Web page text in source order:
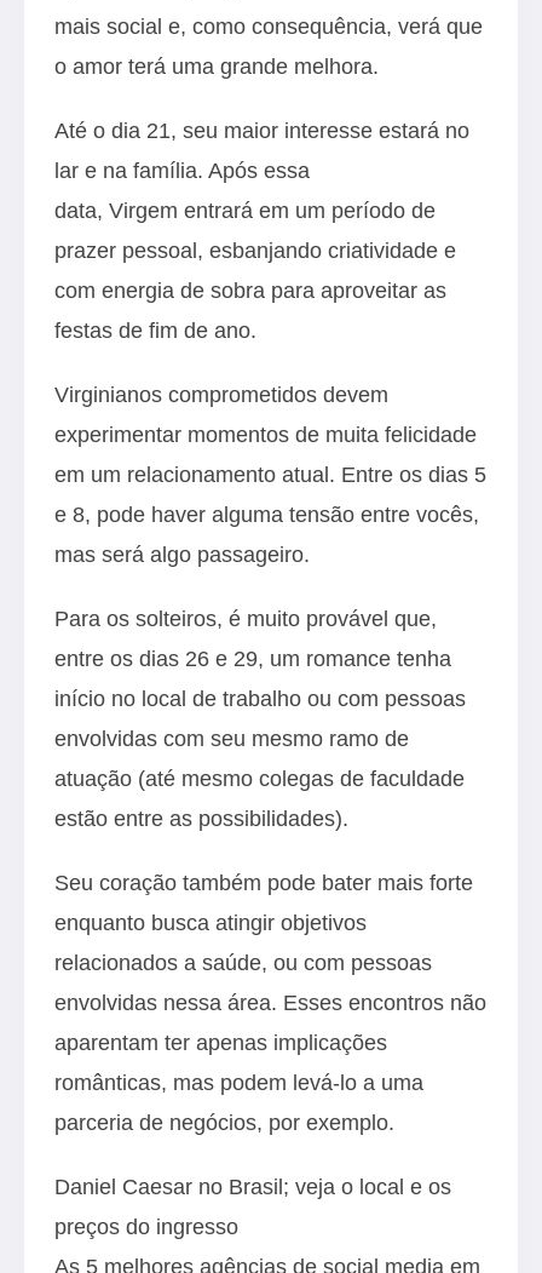
mais social e, como consequência, verá que
o amor terá uma grande melhora.
Até o dia 21, seu maior interesse estará no
lar e na família. Após essa
data, Virgem entrará em um período de
prazer pessoal, esbanjando criatividade e
com energia de sobra para aproveitar as
festas de fim de ano.
Virginianos comprometidos devem
experimentar momentos de muita felicidade
em um relacionamento atual. Entre os dias 5
e 8, pode haver alguma tensão entre vocês,
mas será algo passageiro.
Para os solteiros, é muito provável que,
entre os dias 26 e 29, um romance tenha
início no local de trabalho ou com pessoas
envolvidas com seu mesmo ramo de
atuação (até mesmo colegas de faculdade
estão entre as possibilidades).
Seu coração também pode bater mais forte
enquanto busca atingir objetivos
relacionados a saúde, ou com pessoas
envolvidas nessa área. Esses encontros não
aparentam ter apenas implicações
românticas, mas podem levá-lo a uma
parceria de negócios, por exemplo.
Daniel Caesar no Brasil; veja o local e os
preços do ingresso
As 5 melhores agências de social media em